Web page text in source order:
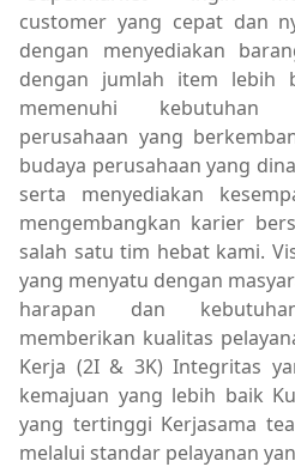
customer yang cepat dan
dengan menyediakan
dengan jumlah item lebih
memenuhi kebutuhan
perusahaan yang
budaya perusahaan yang
serta menyediakan
mengembangkan karier
salah satu tim hebat kami.
yang menyatu dengan
harapan dan
memberikan kualitas
Kerja (2I & 3K) Integritas
kemajuan yang lebih baik
yang tertinggi Kerjasama
melalui standar pelayanan